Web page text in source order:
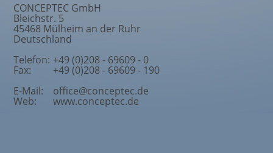
CONCEPTEC GmbH
Bleichstr. 5
45468 Mülheim an der Ruhr
Deutschland
Telefon: +49 (0)208 - 69609 - 0
Fax:
+49 (0)208 - 69609 - 190
E-Mail:
office@conceptec.de
Web: www.conceptec.de